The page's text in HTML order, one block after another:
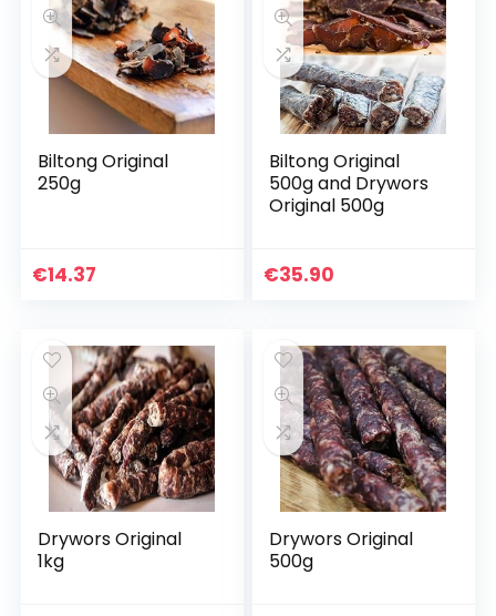
Biltong Original
250g
€14.37
Biltong Original
500g and Drywors
Original 500g
€35.90
Drywors Original
1kg
Drywors Original
500g